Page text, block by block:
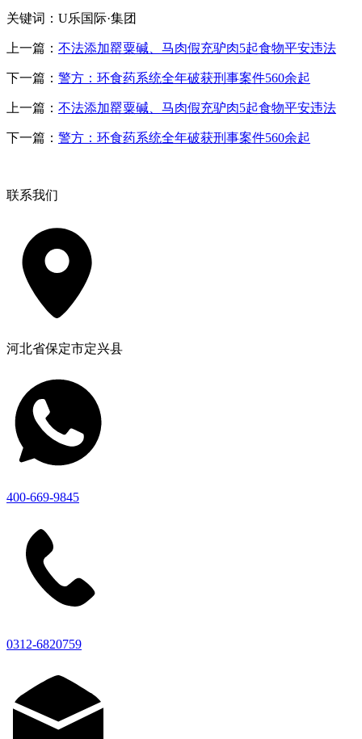
关键词：U乐国际·集团
上一篇： 不法添加罂粟碱、马肉假充驴肉5起食物平安违法
下一篇： 警方：环食药系统全年破获刑事案件560余起
上一篇： 不法添加罂粟碱、马肉假充驴肉5起食物平安违法
下一篇： 警方：环食药系统全年破获刑事案件560余起
联系我们
河北省保定市定兴县
400-669-9845
0312-6820759